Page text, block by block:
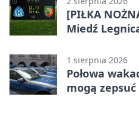
[PIŁKA
Miedź
1 sierpnia 2026
Połowa
mogą